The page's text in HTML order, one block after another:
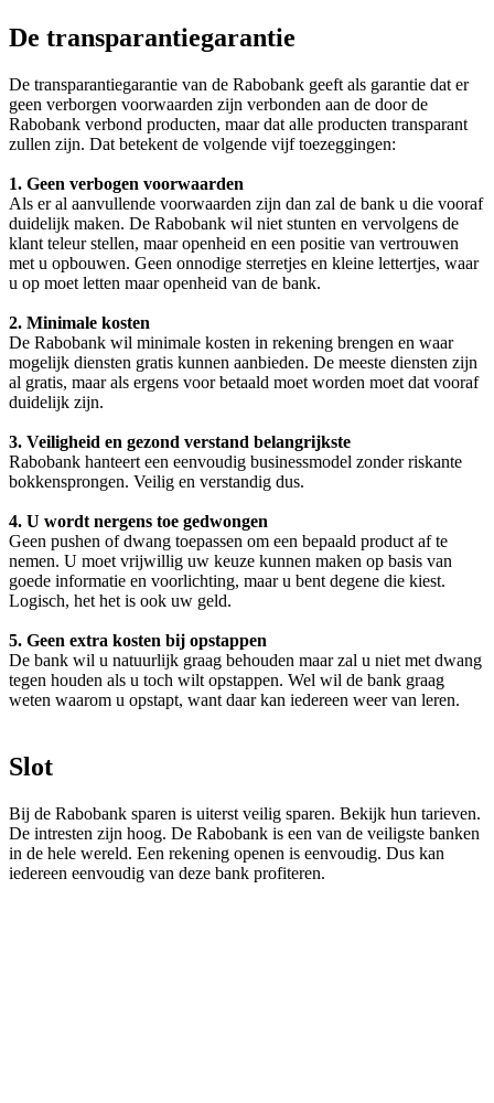
De transparantiegarantie
De transparantiegarantie van de Rabobank geeft als garantie dat er
geen verborgen voorwaarden zijn verbonden aan de door de
Rabobank verbond producten, maar dat alle producten transparant
zullen zijn. Dat betekent de volgende vijf toezeggingen:
1. Geen verbogen voorwaarden
Als er al aanvullende voorwaarden zijn dan zal de bank u die vooraf
duidelijk maken. De Rabobank wil niet stunten en vervolgens de
klant teleur stellen, maar openheid en een positie van vertrouwen
met u opbouwen. Geen onnodige sterretjes en kleine lettertjes, waar
u op moet letten maar openheid van de bank.
2. Minimale kosten
De Rabobank wil minimale kosten in rekening brengen en waar
mogelijk diensten gratis kunnen aanbieden. De meeste diensten zijn
al gratis, maar als ergens voor betaald moet worden moet dat vooraf
duidelijk zijn.
3. Veiligheid en gezond verstand belangrijkste
Rabobank hanteert een eenvoudig businessmodel zonder riskante
bokkensprongen. Veilig en verstandig dus.
4. U wordt nergens toe gedwongen
Geen pushen of dwang toepassen om een bepaald product af te
nemen. U moet vrijwillig uw keuze kunnen maken op basis van
goede informatie en voorlichting, maar u bent degene die kiest.
Logisch, het het is ook uw geld.
5. Geen extra kosten bij opstappen
De bank wil u natuurlijk graag behouden maar zal u niet met dwang
tegen houden als u toch wilt opstappen. Wel wil de bank graag
weten waarom u opstapt, want daar kan iedereen weer van leren.
Slot
Bij de Rabobank sparen is uiterst veilig sparen. Bekijk hun tarieven.
De intresten zijn hoog. De Rabobank is een van de veiligste banken
in de hele wereld. Een rekening openen is eenvoudig. Dus kan
iedereen eenvoudig van deze bank profiteren.